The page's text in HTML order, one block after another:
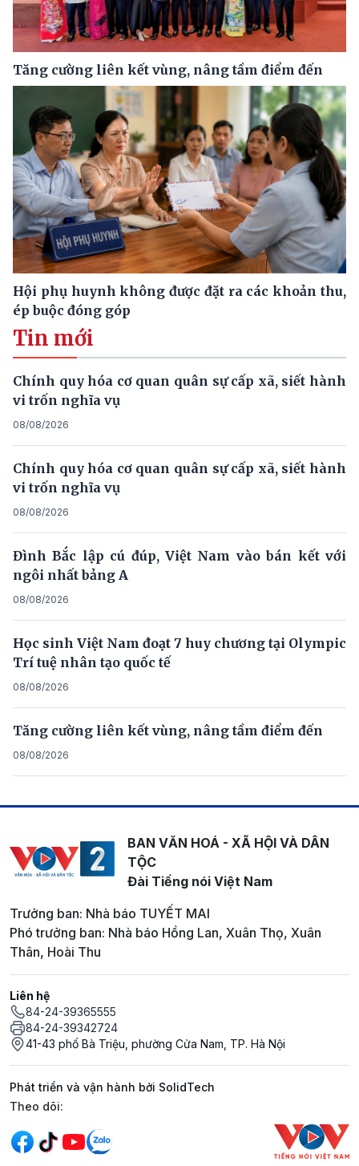
Tăng cường liên kết vùng, nâng tầm điểm đến
Hội phụ huynh không được đặt ra các khoản thu,
ép buộc đóng góp
Tin mới
Chính quy hóa cơ quan quân sự cấp xã, siết hành
vi trốn nghĩa vụ
08/08/2026
Chính quy hóa cơ quan quân sự cấp xã, siết hành
vi trốn nghĩa vụ
08/08/2026
Đình Bắc lập cú đúp, Việt Nam vào bán kết với
ngôi nhất bảng A
08/08/2026
Học sinh Việt Nam đoạt 7 huy chương tại Olympic
Trí tuệ nhân tạo quốc tế
08/08/2026
Tăng cường liên kết vùng, nâng tầm điểm đến
08/08/2026
BAN VĂN HOÁ - XÃ HỘI VÀ DÂN
TỘC
Đài Tiếng nói Việt Nam
Trưởng ban: Nhà báo TUYẾT MAI
Phó trưởng ban: Nhà báo Hồng Lan, Xuân Thọ, Xuân
Thân, Hoài Thu
Liên hệ
84-24-39365555
84-24-39342724
41-43 phố Bà Triệu, phường Cửa Nam, TP. Hà Nội
Phát triển và vận hành bởi SolidTech
Mạng xã hội
Theo dõi: